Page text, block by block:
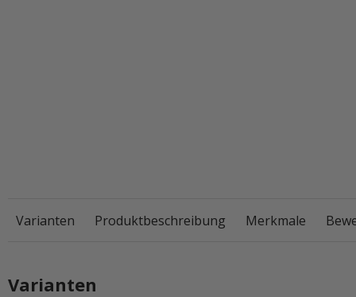
Varianten Produktbeschreibung Merkmale
Varianten